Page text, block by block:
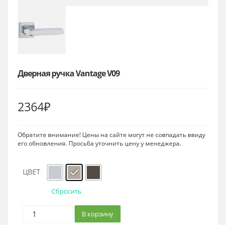
Дверная ручка Vantage V09
2364₽
Обратите внимание! Цены на сайте могут не совпадать ввиду
его обновления. Просьба уточнить цену у менеджера.
ЦВЕТ
Сбросить
В корзину